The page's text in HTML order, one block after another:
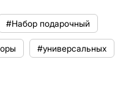
#Набор подарочный
#универсальных